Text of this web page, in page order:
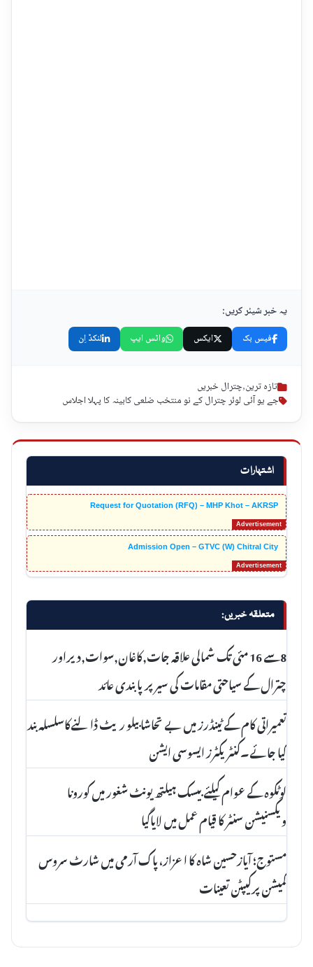
اشتہارات
Request for Quotation (RFQ) – MHP Khot – AKRSP
Admission Open – GTVC (W) Chitral City
متعلقہ خبریں:
8سے 16 مئی تک شمالی علاقہ جات,کاغان,سوات,دیراور
چترال کے سیاحتی مقامات کی سیر پرپابندی عائد
تعمیراتی کام کے ٹینڈرز میں بے تحاشا بیلو ریٹ ڈالنےکاسلسلہ بند
کیا جائے۔کنٹریکٹرز ایسوسی ایشن
لوٹکوہ کے عوام کیلئے بیسک ہیلتھ یونٹ شغور میں کورونا
ویکسنیشن سنٹر کا قیام عمل میں لایاگیا
مستوج؛ آیازحسین شاہ کا اعزاز، پاک آرمی میں شارٹ سروس
کمیشن پرکیپٹن تعینات
یہ خبر شیئر کریں:
فیس بک ایکس واٹس ایپ لنکڈ اِن
تازہ ترین,چترال خبریں
جے یو آئی لوئر چترال کے نو منتخب ضلعی کابینہ کا پہلا اجلاس